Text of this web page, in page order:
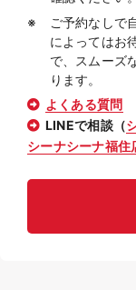
ご予約なしで
によってはお
で、スムーズ
ります。
よくある質問
LINEで相談（
シーナシーナ福住